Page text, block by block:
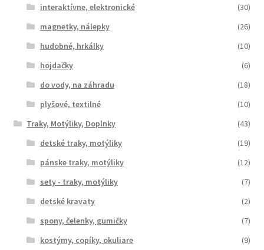
interaktívne, elektronické
(30)
magnetky, nálepky
(26)
hudobné, hrkálky
(10)
hojdačky
(6)
do vody, na záhradu
(18)
plyšové, textilné
(10)
Traky, Motýliky, Doplnky
(43)
detské traky, motýliky
(19)
pánske traky, motýliky
(12)
sety - traky, motýliky
(7)
detské kravaty
(2)
spony, čelenky, gumičky
(7)
kostýmy, copíky, okuliare
(9)